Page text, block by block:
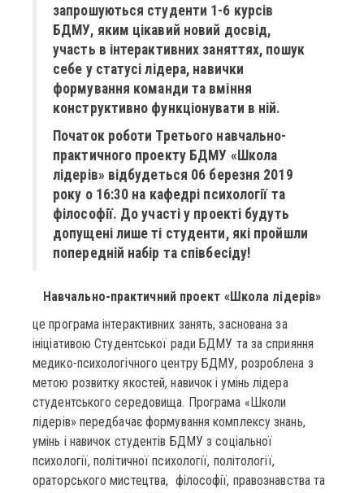
запрошуються студенти 1-6 курсів
БДМУ, яким цікавий новий досвід,
участь в інтерактивних заняттях, пошук
себе у статусі лідера, навички
формування команди та вміння
конструктивно функціонувати в ній.
Початок роботи Третього навчально-
практичного проекту БДМУ «Школа
лідерів» відбудеться 06 березня 2019
року о 16:30 на кафедрі психології та
філософії. До участі у проекті будуть
допущені лише ті студенти, які пройшли
попередній набір та співбесіду!
Навчально-практичний проект «Школа лідерів»
це програма інтерактивних занять, заснована за
ініціативою Студентської ради БДМУ та за сприяння
медико-психологічного центру БДМУ, розроблена з
метою розвитку якостей, навичок і умінь лідера
студентського середовища. Програма «Школи
лідерів» передбачає формування комплексу знань,
умінь і навичок студентів БДМУ з соціальної
психології, політичної психології, політології,
ораторського мистецтва, філософії, правознавства та